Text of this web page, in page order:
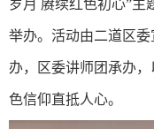
岁月 赓续红色初心”主
举办。活动由二道区
办，区委讲师团承办
色信仰直抵人心。